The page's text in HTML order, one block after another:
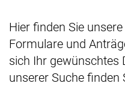
Hier finden Sie
Formulare und
sich Ihr gewünschtes
unserer Suche finden